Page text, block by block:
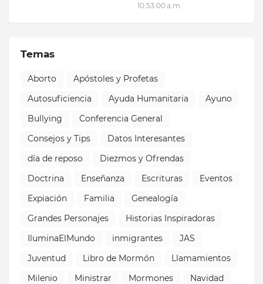
10:53:00 a.m.
Temas
Aborto
Apóstoles y Profetas
Autosuficiencia
Ayuda Humanitaria
Ayuno
Bullying
Conferencia General
Consejos y Tips
Datos Interesantes
día de reposo
Diezmos y Ofrendas
Doctrina
Enseñanza Escrituras
Eventos
Expiación
Familia
Genealogía
Grandes Personajes
Historias Inspiradoras
IluminaElMundo
inmigrantes
JAS
Juventud
Libro de Mormón
Llamamientos
Milenio
Ministrar Mormones
Navidad